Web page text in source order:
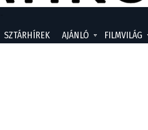
SZTÁRHÍREK AJÁNLÓ FILMVILÁG